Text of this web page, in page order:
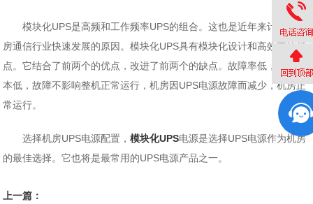
模块化UPS是高频和工作频率UPS的组合。这也是近年来计算机机
房通信行业快速发展的原因。模块化UPS具有模块化设计和高效率的优
点。它结合了前两个的优点，改进了前两个的缺点。故障率低，维修成
本低，故障不影响整机正常运行，机房因UPS电源故障而减少，机房正
常运行。
选择机房UPS电源配置，模块化UPS电源是选择UPS电源作为机房
的最佳选择。它也将是最常用的UPS电源产品之一。
上一篇：